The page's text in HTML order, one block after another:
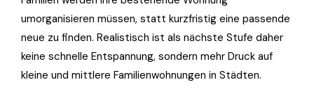
umorganisieren müssen, statt kurzfristig eine passende
neue zu finden. Realistisch ist als nächste Stufe daher
keine schnelle Entspannung, sondern mehr Druck auf
kleine und mittlere Familienwohnungen in Städten.